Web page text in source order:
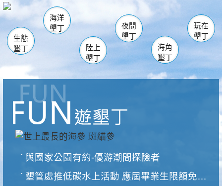
南仁湖
海生館
恆春 佳樂水
龍鑾潭自然中心 森林遊樂區
瓊麻館
關山 墾管處遊客中心
社頂公園 風吹沙
船帆石
白砂 龍磐公園
香蕉灣
砂島
鵝鑾鼻
生態
墾丁
海洋
墾丁
陸上
墾丁
夜間
墾丁
海角
墾丁
玩在
墾丁
與國家公園有約-優游潮間探險者
墾管處推低碳水上活動 應屆畢業生限額免費參加